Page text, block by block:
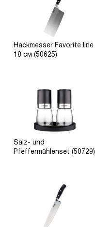
Hackmesser Favorite line
18 см (50625)
Salz- und
Pfeffermühlenset (50729)